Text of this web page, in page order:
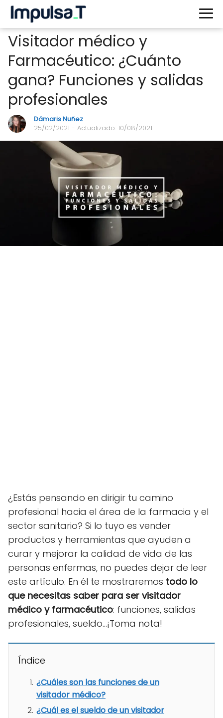
Visitador médico y
Farmacéutico: ¿Cuánto
gana? Funciones y salidas
profesionales
Dámaris Nuñez
25/02/2021 - Actualizado: 10/08/2021
¿Estás pensando en dirigir tu camino
profesional hacia el área de la farmacia y el
sector sanitario? Si lo tuyo es vender
productos y herramientas que ayuden a
curar y mejorar la calidad de vida de las
personas enfermas, no puedes dejar de leer
este artículo. En él te mostraremos todo lo
que necesitas saber para ser visitador
médico y farmacéutico: funciones, salidas
profesionales, sueldo...¡Toma nota!
Índice
¿Cuáles son las funciones de un
visitador médico?
¿Cuál es el sueldo de un visitador